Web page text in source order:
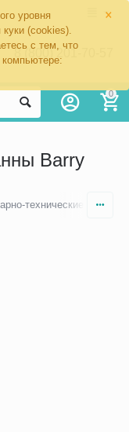
×
уровня
(cookies).
с тем, что
8 (800) 201-70-57
0
Barry
технические